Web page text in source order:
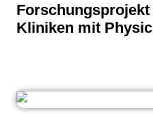
Forschungsprojekt
Kliniken mit